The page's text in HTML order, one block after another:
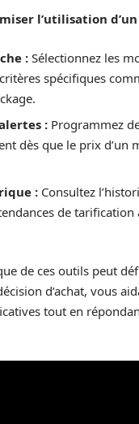
l’utilisation
: Sélectionnez les
spécifiques
: Programmez
dès que le prix d’un
: Consultez
de tarification
de ces outils peut
d’achat, vous
tout en